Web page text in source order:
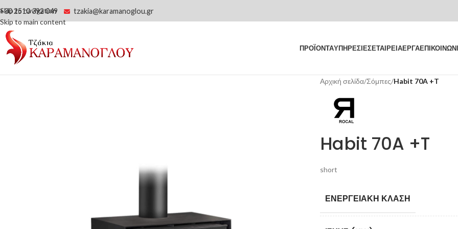
Skip to navigation
Skip to main content
+30 2510 392 049 tzakia@karamanoglou.gr
ΠΡΟΪΟΝΤΑΥΠΗΡΕΣΙΕΣΕΤΑΙΡΕΙΑΕΡΓΑ
Αρχική σελίδα/Σόμπες/Habit 70A +T
Habit 70A +T
short
ΕΝΕΡΓΕΙΑΚΉ ΚΛΆΣΗ